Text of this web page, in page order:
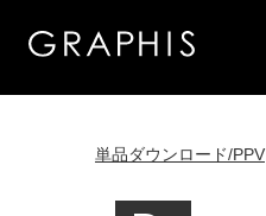
単品ダウンロード/PPV